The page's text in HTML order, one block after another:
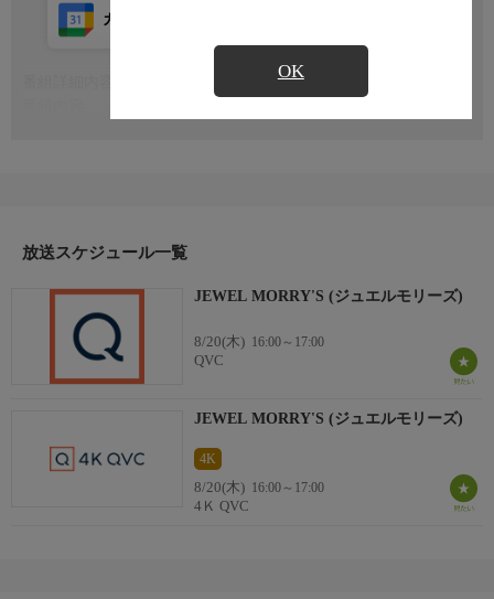
OK
カレンダー登録
放送スケジュール一覧
JEWEL MORRY'S (ジュエルモリーズ)
8/20(木) 16:00～17:00
QVC
JEWEL MORRY'S (ジュエルモリーズ)
4K
8/20(木) 16:00～17:00
4Ｋ QVC